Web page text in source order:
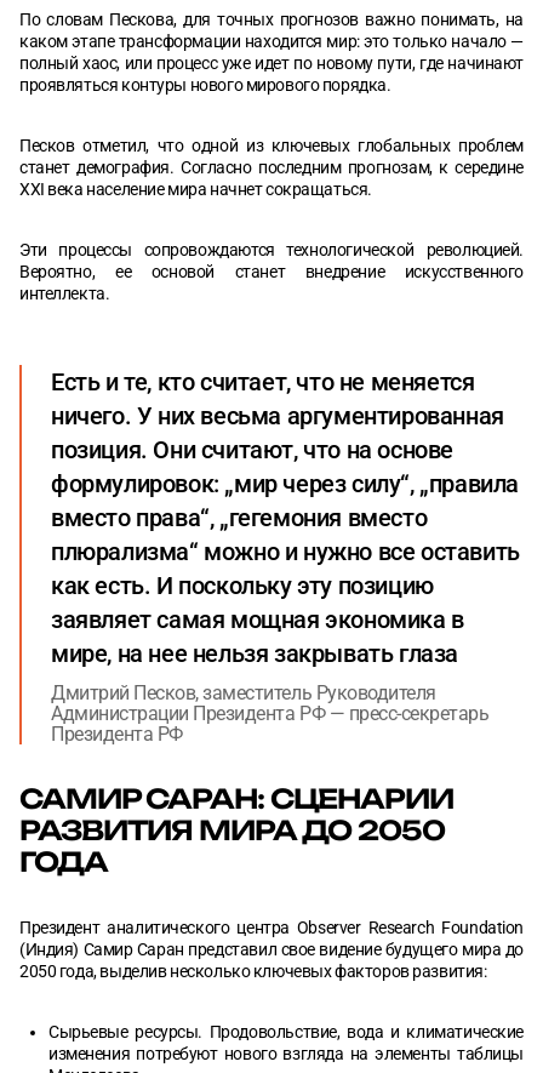
По словам Пескова, для точных прогнозов важно понимать, на
каком этапе трансформации находится мир: это только начало —
полный хаос, или процесс уже идет по новому пути, где начинают
проявляться контуры нового мирового порядка.
Песков отметил, что одной из ключевых глобальных проблем
станет демография. Согласно последним прогнозам, к середине
XXI века население мира начнет сокращаться.
Эти процессы сопровождаются технологической революцией.
Вероятно, ее основой станет внедрение искусственного
интеллекта.
Есть и те, кто считает, что не меняется
ничего. У них весьма аргументированная
позиция. Они считают, что на основе
формулировок: „мир через силу“, „правила
вместо права“, „гегемония вместо
плюрализма“ можно и нужно все оставить
как есть. И поскольку эту позицию
заявляет самая мощная экономика в
мире, на нее нельзя закрывать глаза
Дмитрий Песков, заместитель Руководителя
Администрации Президента РФ — пресс-секретарь
Президента РФ
САМИР САРАН: СЦЕНАРИИ
РАЗВИТИЯ МИРА ДО 2050
ГОДА
Президент аналитического центра Observer Research Foundation
(Индия) Самир Саран представил свое видение будущего мира до
2050 года, выделив несколько ключевых факторов развития:
Сырьевые ресурсы. Продовольствие, вода и климатические
изменения потребуют нового взгляда на элементы таблицы